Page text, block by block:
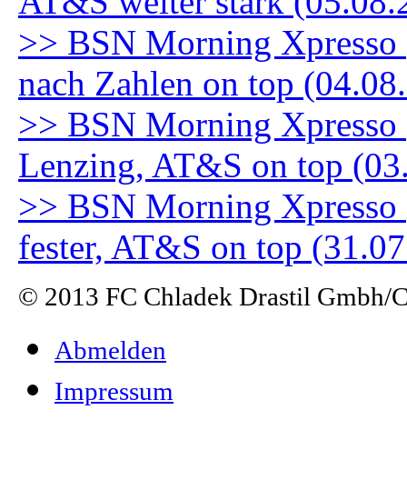
>> BSN Morning
nach Zahlen on top
>> BSN Morning
Lenzing, AT&S on top
>> BSN Morning
fester, AT&S on top
© 2013 FC Chladek Drastil Gmbh/
Abmelden
Impressum